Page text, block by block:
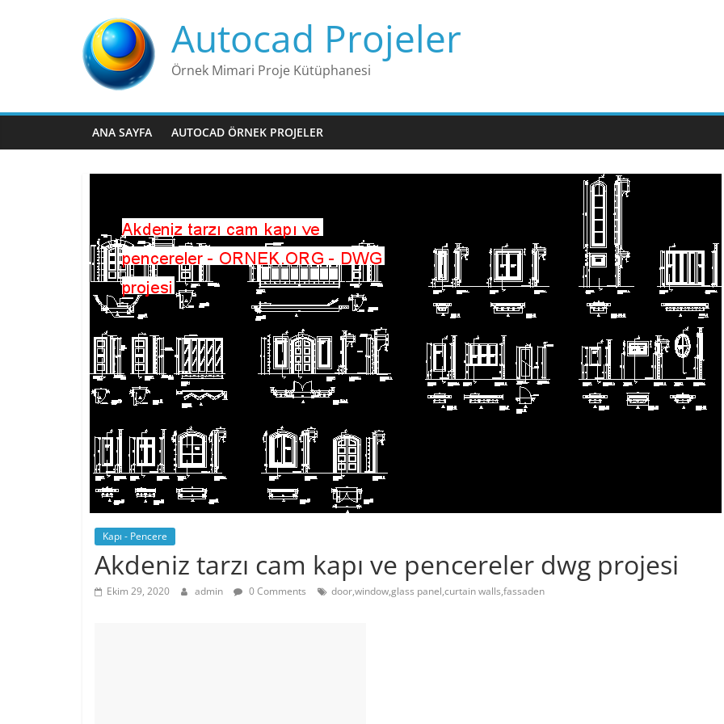
Autocad Projeler
Örnek Mimari Proje Kütüphanesi
ANA SAYFA AUTOCAD ÖRNEK PROJELER
Kapı - Pencere
Akdeniz tarzı cam kapı ve pencereler dwg projesi
Ekim 29, 2020 admin 0 Comments door,window,glass panel,curtain walls,fassaden